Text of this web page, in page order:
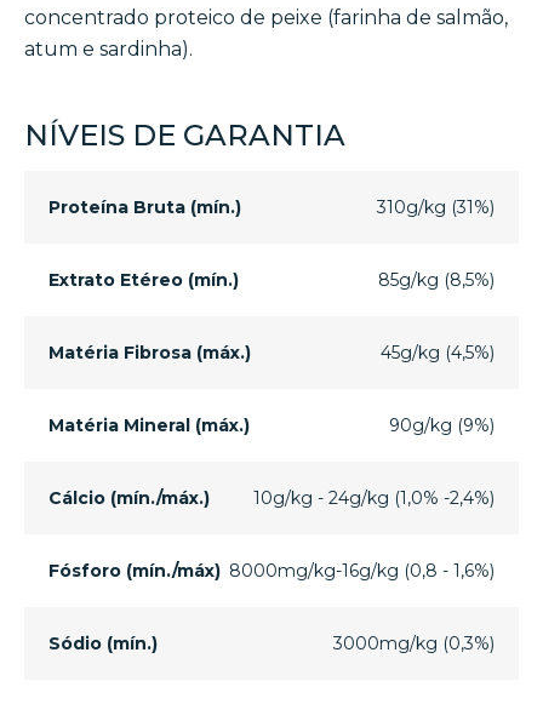
concentrado proteico de peixe (farinha de salmão,
atum e sardinha).
NÍVEIS DE GARANTIA
Proteína Bruta (mín.) 310g/kg (31%)
Extrato Etéreo (mín.) 85g/kg (8,5%)
Matéria Fibrosa (máx.) 45g/kg (4,5%)
Matéria Mineral (máx.) 90g/kg (9%)
Cálcio (mín./máx.) 10g/kg - 24g/kg (1,0% -2,4%)
Fósforo (mín./máx) 8000mg/kg-16g/kg (0,8 - 1,6%)
Sódio (mín.) 3000mg/kg (0,3%)